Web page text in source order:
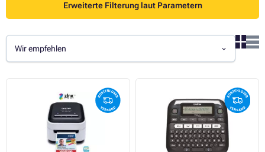
Erweiterte Filterung laut Parametern
Wir empfehlen